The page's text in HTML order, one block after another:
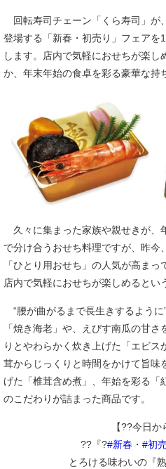
回転寿司チェーン「くら寿司」が
登場する「新春・初売り」フェア
します。店内で気軽におせちが楽し
か、年末年始の食卓を彩る豪華な持
久々に集まった家族や親せきが、
で分け合うおせち料理ですが、昨今
「ひとり用おせち」の人気が高ま
店内で気軽におせちが楽しめるとい
“腰が曲がるまで長生きするよう
「焼き海老」や、えびす南瓜の甘
りとやわらかく炊き上げた「エビ
茸からじっくりと時間をかけて旨味
げた「椎茸含め煮」、年始を彩る「
のこだわりが詰まった商品です。
【??今日か
??『?#新春 ・ #初
とろける味わいの『